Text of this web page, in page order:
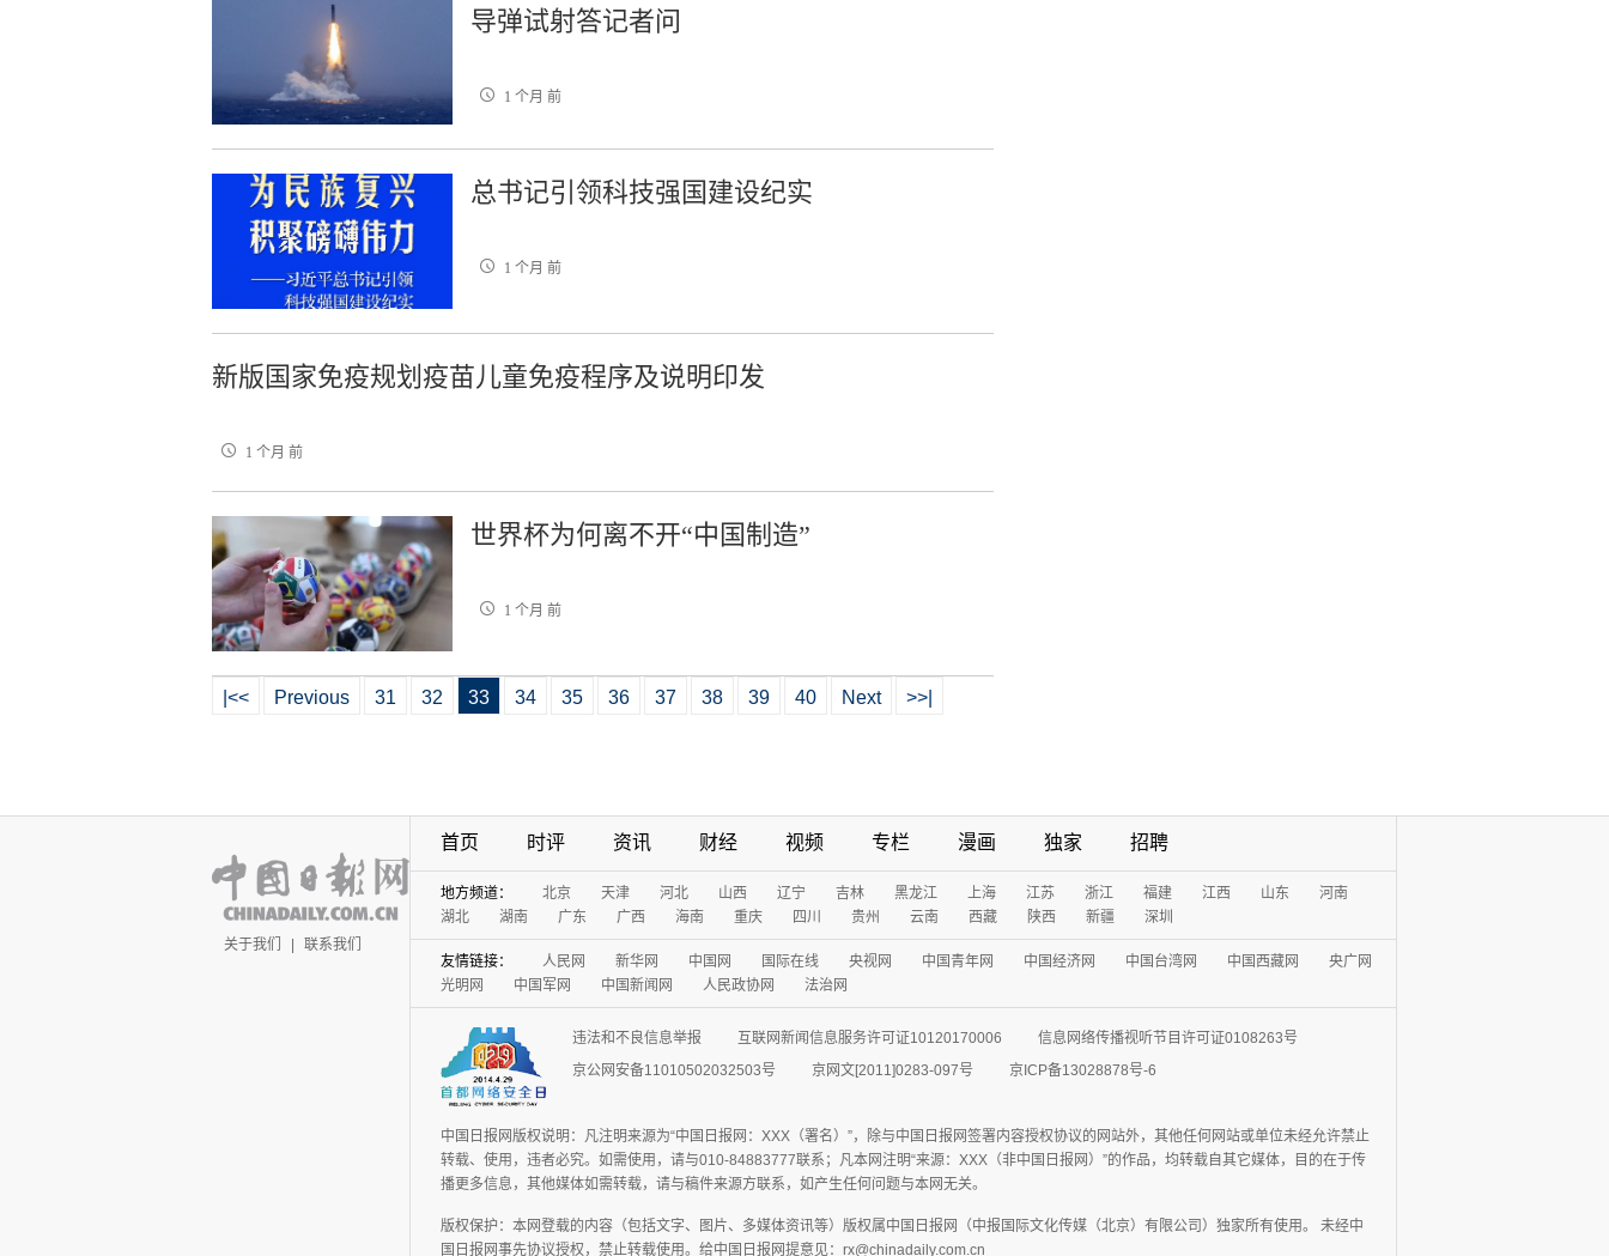
导弹试射答记者问
1 个月 前
总书记引领科技强国建设纪实
1 个月 前
新版国家免疫规划疫苗儿童免疫程序及说明印发
1 个月 前
世界杯为何离不开“中国制造”
1 个月 前
|<< Previous 31 32 33 34 35 36 37 38 39 40 Next >>|
关于我们 联系我们
首页 时评 资讯 财经 视频 专栏 漫画 独家 招聘
地方频道： 北京 天津 河北 山西 辽宁 吉林 黑龙江 上海 江苏 浙江 福建 江西 山东
河南
湖北
湖南 广东 广西 海南 重庆 四川 贵州 云南 西藏 陕西 新疆 深圳
友情链接： 人民网 新华网 中国网 国际在线 央视网 中国青年网 中国经济网 中国台湾网 中国西藏网
央广网
光明网
中国军网 中国新闻网 人民政协网 法治网
违法和不良信息举报 互联网新闻信息服务许可证10120170006
信息网络传播视听节目许可证0108263号
京公网安备11010502032503号
京网文[2011]0283-097号 京ICP备13028878号-6
中国日报网版权说明：凡注明来源为“中国日报网：XXX（署名）”，除与中国日报网签署内容授权协议的网站外，其他任何网站或单位未经允许禁止
转载、使用，违者必究。如需使用，请与010-84883777联系；凡本网注明“来源：XXX（非中国日报网）”的作品，均转载自其它媒体，目的在于传
播更多信息，其他媒体如需转载，请与稿件来源方联系，如产生任何问题与本网无关。
版权保护：本网登载的内容（包括文字、图片、多媒体资讯等）版权属中国日报网（中报国际文化传媒（北京）有限公司）独家所有使用。 未经中
国日报网事先协议授权，禁止转载使用。给中国日报网提意见：rx@chinadaily.com.cn